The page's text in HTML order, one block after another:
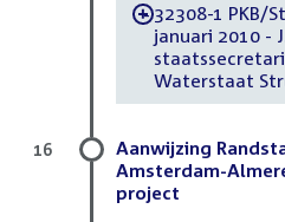
-32308-1 PKB/
januari 2010 -
Waterstaat
Aanwijzing
Amsterdam-
project
16